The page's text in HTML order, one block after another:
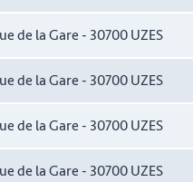
de la Gare - 30700 UZES
de la Gare - 30700 UZES
de la Gare - 30700 UZES
de la Gare - 30700 UZES